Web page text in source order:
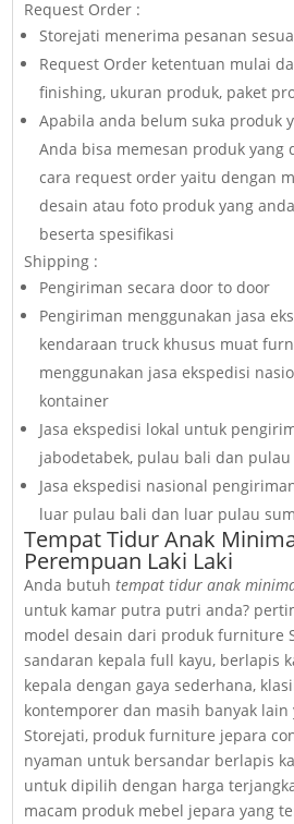
Request Order :
Storejati menerima pesanan
Request Order ketentuan mulai
finishing, ukuran produk, paket
Apabila anda belum suka produk
Anda bisa memesan produk yang
cara request order yaitu dengan
desain atau foto produk yang
beserta spesifikasi
Shipping :
Pengiriman secara door to door
Pengiriman menggunakan jasa
kendaraan truck khusus muat
menggunakan jasa ekspedisi
kontainer
Jasa ekspedisi lokal untuk
jabodetabek, pulau bali dan
Jasa ekspedisi nasional
luar pulau bali dan luar pulau
Tempat Tidur Anak
Perempuan Laki Laki
Anda butuhtempat tidur anak
untuk kamar putra putri anda?
model desain dari produk furniture
sandaran kepala full kayu, berlapis
kepala dengan gaya sederhana,
kontemporer dan masih banyak
Storejati, produk furniture jepara
nyaman untuk bersandar berlapis
untuk dipilih dengan harga
macam produk mebel jepara yang